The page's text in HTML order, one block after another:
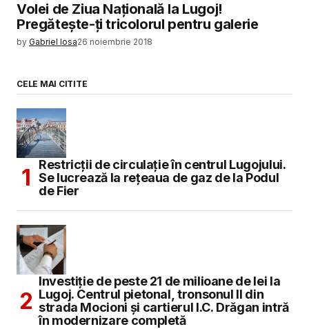
Volei de Ziua Națională la Lugoj!
Pregătește-ți tricolorul pentru galerie
by Gabriel Iosa26 noiembrie 2018
CELE MAI CITITE
Restricții de circulație în centrul Lugojului.
Se lucrează la rețeaua de gaz de la Podul
de Fier
Investiție de peste 21 de milioane de lei la
Lugoj. Centrul pietonal, tronsonul II din
strada Mocioni și cartierul I.C. Drăgan intră
în modernizare completă